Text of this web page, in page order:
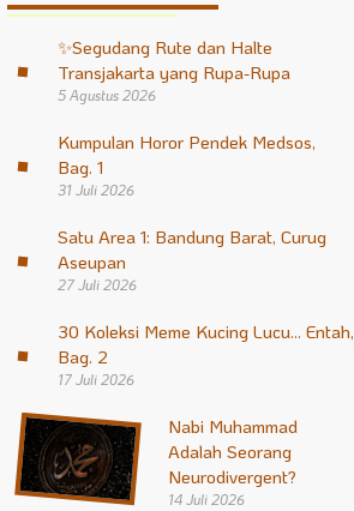
✨Segudang Rute dan Halte
Transjakarta yang Rupa-Rupa
5 Agustus 2026
Kumpulan Horor Pendek Medsos,
Bag. 1
31 Juli 2026
Satu Area 1: Bandung Barat, Curug
Aseupan
27 Juli 2026
30 Koleksi Meme Kucing Lucu… Entah,
Bag. 2
17 Juli 2026
Nabi Muhammad
Adalah Seorang
Neurodivergent?
14 Juli 2026